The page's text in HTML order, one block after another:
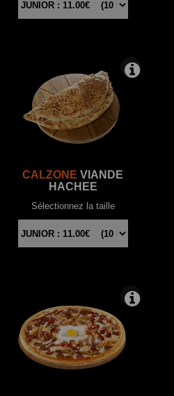
CALZONE VIANDE
HACHEE
Sélectionnez la taille